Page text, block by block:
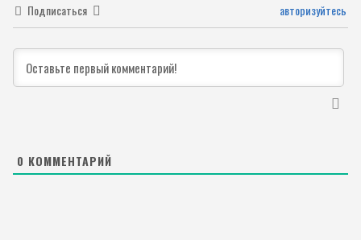
Подписаться авторизуйтесь
0 КОММЕНТАРИЙ